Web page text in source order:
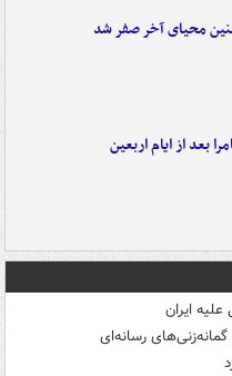
محیای آخر صفر شد
بعد از ایام اربعین
ایران
گمانه‌زنی‌های رسانه‌ای